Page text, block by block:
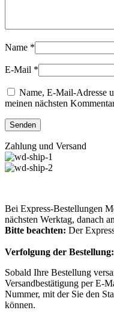
Name *
E-Mail *
Name, E-Mail-Adresse
meinen nächsten
Zahlung und Versand
Bei Express-Bestellungen
nächsten Werktag, danach
Bitte beachten: Der
Verfolgung der Bestellung:
Sobald Ihre Bestellung
Versandbestätigung per E-
Nummer, mit der Sie den
können.